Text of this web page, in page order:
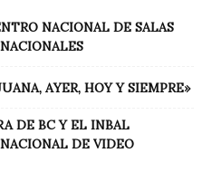
NACIONAL DE SALAS
AYER, HOY Y SIEMPRE»
DE BC Y EL INBAL
DE VIDEO